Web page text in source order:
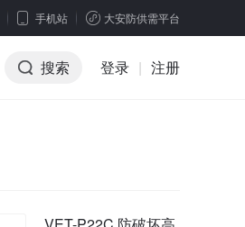
手机站 大安防供需平台
搜索 登录 | 注册